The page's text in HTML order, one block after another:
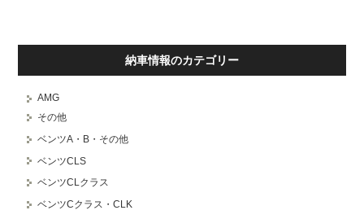
納車情報のカテゴリー
AMG
その他
ベンツA・B・その他
ベンツCLS
ベンツCLクラス
ベンツCクラス・CLK